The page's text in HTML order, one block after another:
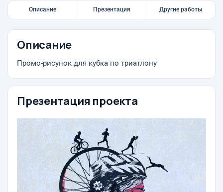
Описание Презентация Другие работы
Описание
Промо-рисунок для кубка по триатлону
Презентация проекта